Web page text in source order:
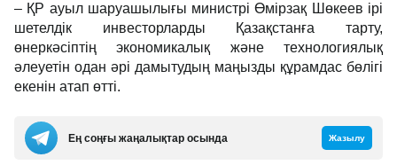
– ҚР ауыл шаруашылығы министрі Өмірзақ Шөкеев ірі
шетелдік инвесторларды Қазақстанға тарту,
өнеркәсіптің экономикалық және технологиялық
әлеуетін одан әрі дамытудың маңызды құрамдас бөлігі
екенін атап өтті.
Ең соңғы жаңалықтар осында Жазылу